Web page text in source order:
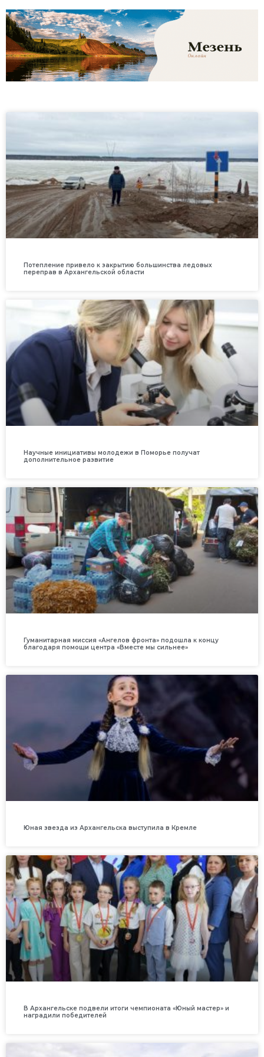
Потепление привело к закрытию большинства ледовых
переправ в Архангельской области
Научные инициативы молодежи в Поморье получат
дополнительное развитие
Гуманитарная миссия «Ангелов фронта» подошла к концу
благодаря помощи центра «Вместе мы сильнее»
Юная звезда из Архангельска выступила в Кремле
В Архангельске подвели итоги чемпионата «Юный мастер» и
наградили победителей